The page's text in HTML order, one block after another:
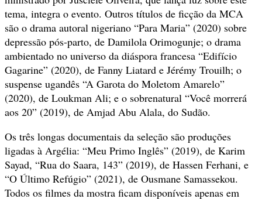
tema, integra o evento. Outros títulos de ficção da MCA
são o drama autoral nigeriano “Para Maria” (2020) sobre
depressão pós-parto, de Damilola Orimogunje; o drama
ambientado no universo da diáspora francesa “Edifício
Gagarine” (2020), de Fanny Liatard e Jérémy Trouilh; o
suspense ugandês “A Garota do Moletom Amarelo”
(2020), de Loukman Ali; e o sobrenatural “Você morrerá
aos 20” (2019), de Amjad Abu Alala, do Sudão.
Os três longas documentais da seleção são produções
ligadas à Argélia: “Meu Primo Inglês” (2019), de Karim
Sayad, “Rua do Saara, 143” (2019), de Hassen Ferhani, e
“O Último Refúgio” (2021), de Ousmane Samassekou.
Todos os filmes da mostra ficam disponíveis apenas em